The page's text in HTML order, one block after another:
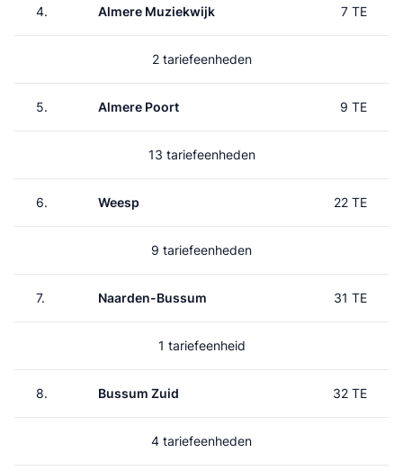
4. Almere Muziekwijk 7 TE
2 tariefeenheden
5. Almere Poort 9 TE
13 tariefeenheden
6. Weesp 22 TE
9 tariefeenheden
7. Naarden-Bussum 31 TE
1 tariefeenheid
8. Bussum Zuid 32 TE
4 tariefeenheden